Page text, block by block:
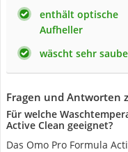
enthält optische
Aufheller
wäscht sehr
Fragen und Antworten
Für welche
Active Clean geeignet?
Das Omo Pro Formula